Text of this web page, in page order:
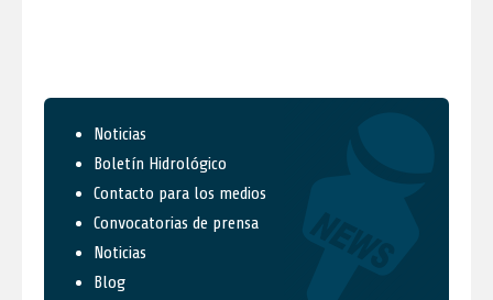
Noticias
Boletín Hidrológico
Contacto para los medios
Convocatorias de prensa
Noticias
Blog